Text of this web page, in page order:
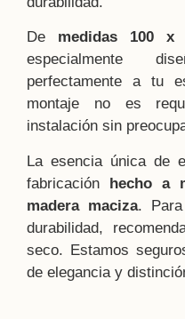
De medidas 100 x
especialmente
perfectamente a tu
montaje no es
instalación sin
La esencia única de
fabricación hecho a
madera maciza.
durabilidad,
seco. Estamos
de elegancia y